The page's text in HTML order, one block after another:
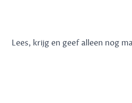
Lees, krijg en geef alleen nog